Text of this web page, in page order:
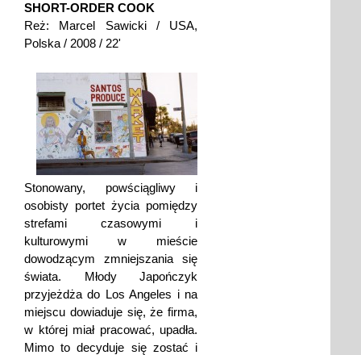
SHORT-ORDER COOK
Reż: Marcel Sawicki / USA,
Polska / 2008 / 22'
Stonowany, powściągliwy i
osobisty portet życia pomiędzy
strefami czasowymi i
kulturowymi w mieście
dowodzącym zmniejszania się
świata. Młody Japończyk
przyjeżdża do Los Angeles i na
miejscu dowiaduje się, że firma,
w której miał pracować, upadła.
Mimo to decyduje się zostać i